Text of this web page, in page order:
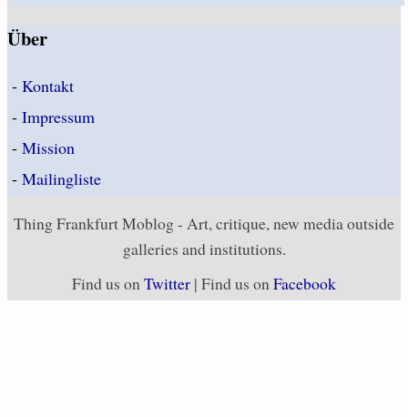
Über
- Kontakt
- Impressum
- Mission
- Mailingliste
Thing Frankfurt Moblog - Art, critique, new media outside
galleries and institutions.
Find us onTwitter | Find us onFacebook